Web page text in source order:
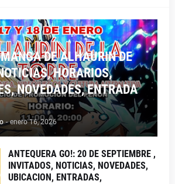
DE ALHAURIN DE
HORARIOS,
NOVEDADES, ENTRADA
- enero 16, 2026
ANTEQUERA GO!: 20 DE SEPTIEMBRE ,
INVITADOS, NOTICIAS, NOVEDADES,
UBICACION, ENTRADAS,